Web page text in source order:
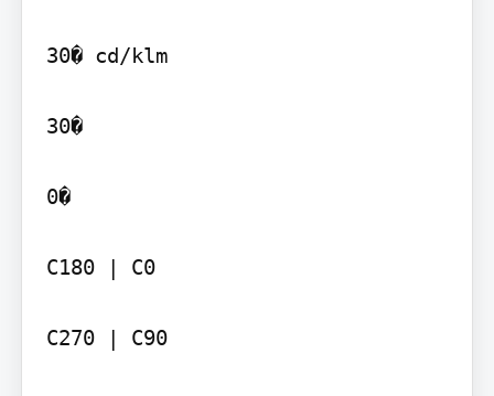
30� cd/klm
30�
0�
C180 | C0
C270 | C90